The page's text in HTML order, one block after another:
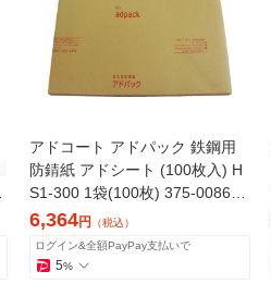
アドコート アドパック 鉄鋼用
防錆紙 アドシート (100枚入) H
S1-300 1袋(100枚) 375-0086
（直送品）
6,364円
（税込）
ログイン&全額PayPay支払いで
5%